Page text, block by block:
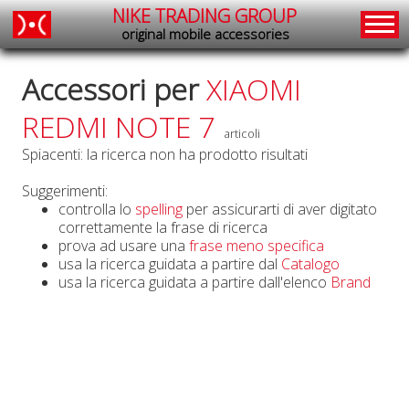
NIKE TRADING GROUP
original mobile accessories
Accessori perXIAOMI
REDMI NOTE 7
articoli
Spiacenti: la ricerca non ha prodotto risultati
Suggerimenti:
controlla lo spelling per assicurarti di aver digitato
correttamente la frase di ricerca
prova ad usare una frase meno specifica
usa la ricerca guidata a partire dal Catalogo
usa la ricerca guidata a partire dall'elenco Brand